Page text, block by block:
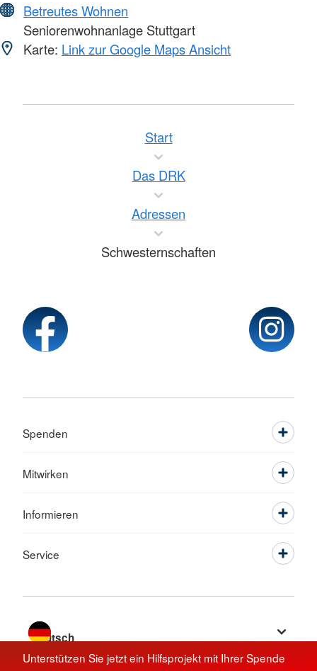
Betreutes Wohnen
Seniorenwohnanlage Stuttgart
Karte: Link zur Google Maps Ansicht
Unterstützen Sie jetzt ein Hilfsprojekt mit Ihrer Spende
Start
Das DRK
Adressen
Schwesternschaften
Spenden
Mitwirken
Informieren
Service
Sprache wechseln zu